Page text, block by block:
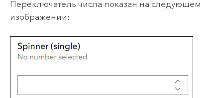
Переключатель числа показан на следующем
изображении: